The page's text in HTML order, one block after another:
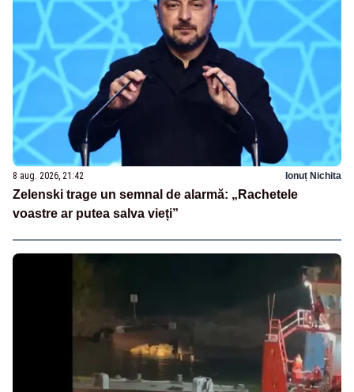
8 aug. 2026, 21:42 Ionuț Nichita
Zelenski trage un semnal de alarmă: „Rachetele
voastre ar putea salva vieți”